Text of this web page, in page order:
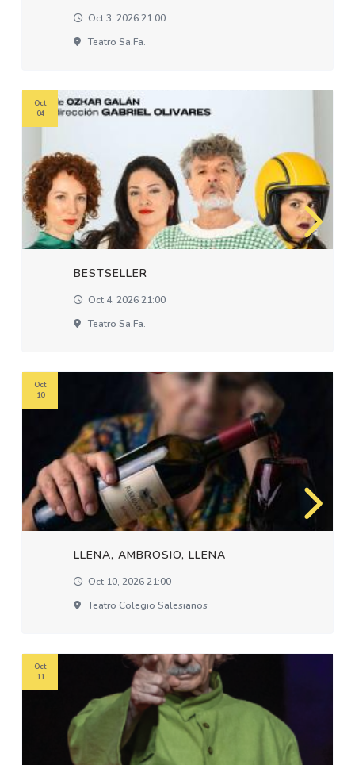
Oct 3, 2026 21:00
Teatro Sa.fa.
BESTSELLER
Oct 4, 2026 21:00
Teatro Sa.fa.
Oct
04
LLENA, AMBROSIO, LLENA
Oct 10, 2026 21:00
Teatro Colegio Salesianos
Oct
10
Oct
11